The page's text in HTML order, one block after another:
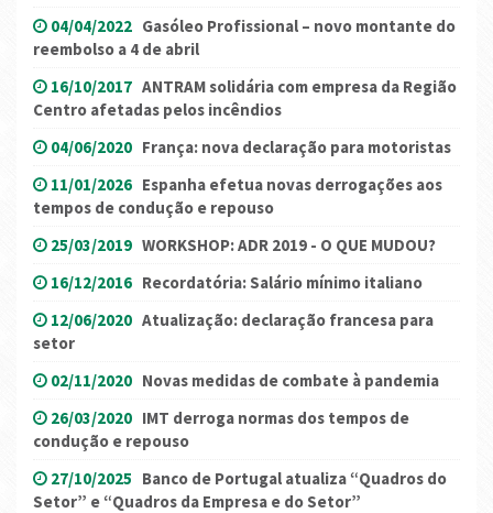
04/04/2022 Gasóleo Profissional – novo montante do
reembolso a 4 de abril
16/10/2017 ANTRAM solidária com empresa da Região
Centro afetadas pelos incêndios
04/06/2020 França: nova declaração para motoristas
11/01/2026 Espanha efetua novas derrogações aos
tempos de condução e repouso
25/03/2019 WORKSHOP: ADR 2019 - O QUE MUDOU?
16/12/2016 Recordatória: Salário mínimo italiano
12/06/2020 Atualização: declaração francesa para
setor
02/11/2020 Novas medidas de combate à pandemia
26/03/2020 IMT derroga normas dos tempos de
condução e repouso
27/10/2025 Banco de Portugal atualiza “Quadros do
Setor” e “Quadros da Empresa e do Setor”